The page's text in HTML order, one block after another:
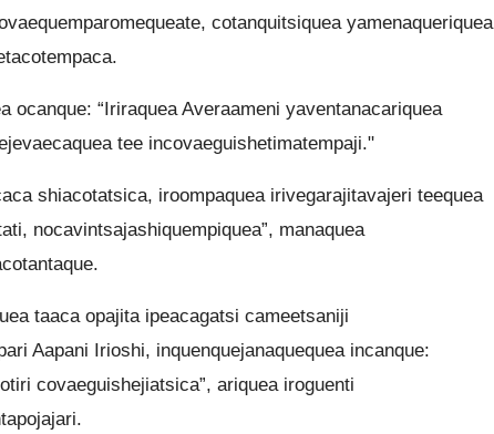
cotanquitsiquea yamenaqueriquea
ocanque: “Iriraquea Averaameni yaventanacariquea
tee incovaeguishetimatempaji."
shiacotatsica, iroompaquea irivegarajitavajeri teequea
nocavintsajashiquempiquea”, manaquea
taaca opajita ipeacagatsi cameetsaniji
Aapani Irioshi, inquenquejanaquequea incanque:
covaeguishejiatsica”, ariquea iroguenti